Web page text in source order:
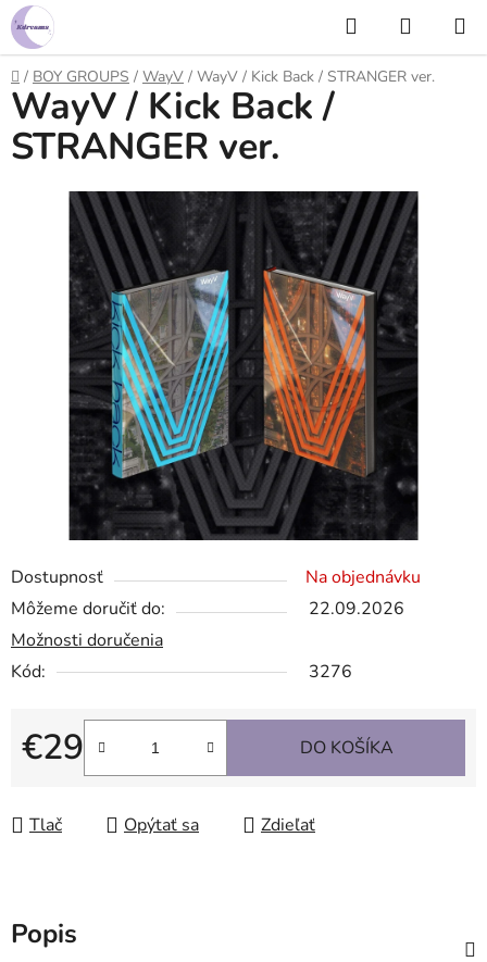
Prejsť
na
obsah
Hľadať
KOŠÍK
Domov
/ BOY GROUPS / WayV / WayV / Kick Back / STRANGER ver.
Dostupnosť
Na objednávku
Môžeme doručiť do:
22.09.2026
Možnosti doručenia
Kód:
3276
€29
Jednotková cena:
DO KOŠÍKA
Tlač Opýtať sa Zdieľať
WayV / Kick Back /
STRANGER ver.
Popis